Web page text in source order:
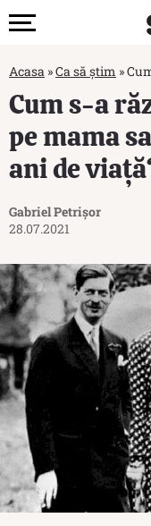
Acasa »Ca să știm »
Cum s-a
pe mama
ani de
Gabriel Petrișor
28.07.2021